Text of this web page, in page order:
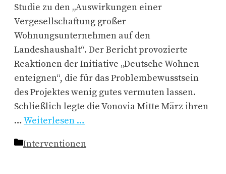
Studie zu den „Auswirkungen einer
Vergesellschaftung großer
Wohnungsunternehmen auf den
Landeshaushalt“. Der Bericht provozierte
Reaktionen der Initiative „Deutsche Wohnen
enteignen“, die für das Problembewusstsein
des Projektes wenig gutes vermuten lassen.
Schließlich legte die Vonovia Mitte März ihren
… Weiterlesen …
Kategorien
Interventionen